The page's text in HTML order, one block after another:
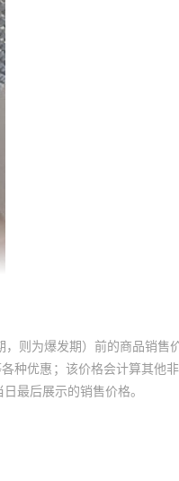
则为爆发期）前的商品销售
种优惠；该价格会计算其他
最后展示的销售价格。